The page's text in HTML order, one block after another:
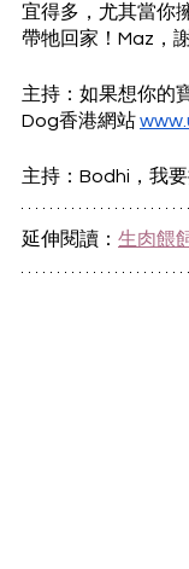
宜得多，尤其當你
帶牠回家！Maz，
主持：如果想你的
Dog香港網站
主持：Bodhi，我
延伸閱讀： 生肉餵